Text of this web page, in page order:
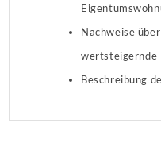
Nachweise
wertsteigernde
Beschreibung